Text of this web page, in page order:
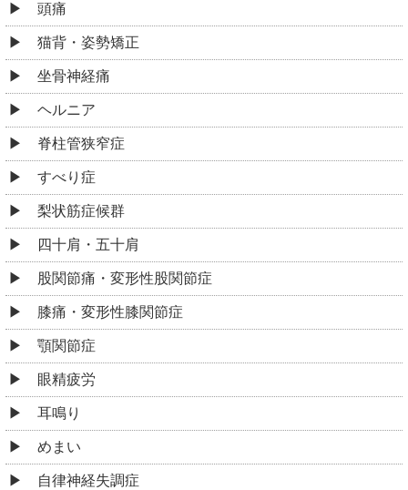
頭痛
猫背・姿勢矯正
坐骨神経痛
ヘルニア
脊柱管狭窄症
すべり症
梨状筋症候群
四十肩・五十肩
股関節痛・変形性股関節症
膝痛・変形性膝関節症
顎関節症
眼精疲労
耳鳴り
めまい
自律神経失調症